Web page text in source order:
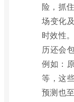
险，抓
场变化
时效性
历还会
例如：
等，这
预测也